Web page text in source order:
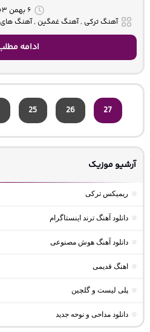
۶ بهمن ۱۴۰۳
آهنگ ترکی , آهنگ غمگین , آهنگ های
ادامه
25 26 27
آرشیو موزیک
ریمیکس ترکی
دانلود آهنگ ترند اینستاگرام
دانلود آهنگ هوش مصنوعی
اهنگ قدیمی
پلی لیست و گلچین
دانلود مداحی و نوحه جدید